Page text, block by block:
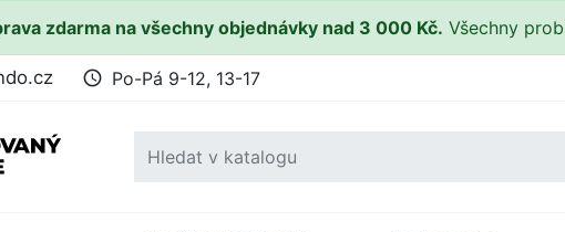
zdarma na všechny objednávky nad 3 000 Kč. Všechny
access_time Po-Pá 9-12, 13-17